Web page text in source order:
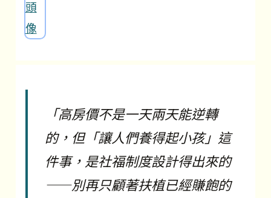
「高房價不是一天兩天能逆轉
的，但「讓人們養得起小孩」這
件事，是社福制度設計得出來的
——別再只顧著扶植已經賺飽的